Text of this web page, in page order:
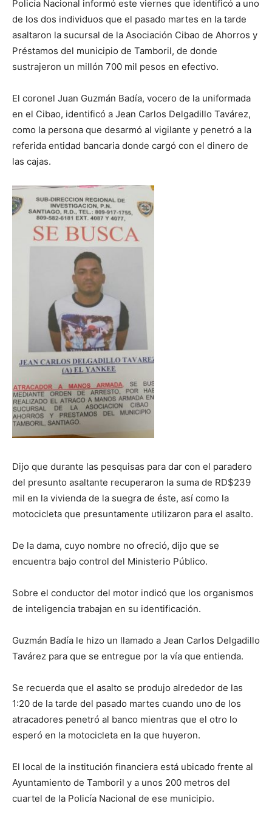
Policía Nacional informó este viernes que identificó a uno
de los dos individuos que el pasado martes en la tarde
asaltaron la sucursal de la Asociación Cibao de Ahorros y
Préstamos del municipio de Tamboril, de donde
sustrajeron un millón 700 mil pesos en efectivo.
El coronel Juan Guzmán Badía, vocero de la uniformada
en el Cibao, identificó a Jean Carlos Delgadillo Tavárez,
como la persona que desarmó al vigilante y penetró a la
referida entidad bancaria donde cargó con el dinero de
las cajas.
Dijo que durante las pesquisas para dar con el paradero
del presunto asaltante recuperaron la suma de RD$239
mil en la vivienda de la suegra de éste, así como la
motocicleta que presuntamente utilizaron para el asalto.
De la dama, cuyo nombre no ofreció, dijo que se
encuentra bajo control del Ministerio Público.
Sobre el conductor del motor indicó que los organismos
de inteligencia trabajan en su identificación.
Guzmán Badía le hizo un llamado a Jean Carlos Delgadillo
Tavárez para que se entregue por la vía que entienda.
Se recuerda que el asalto se produjo alrededor de las
1:20 de la tarde del pasado martes cuando uno de los
atracadores penetró al banco mientras que el otro lo
esperó en la motocicleta en la que huyeron.
El local de la institución financiera está ubicado frente al
Ayuntamiento de Tamboril y a unos 200 metros del
cuartel de la Policía Nacional de ese municipio.